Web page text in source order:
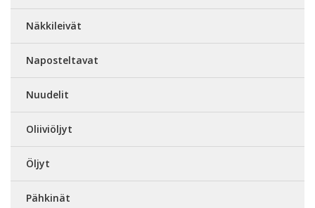
Näkkileivät
Naposteltavat
Nuudelit
Oliiviöljyt
Öljyt
Pähkinät